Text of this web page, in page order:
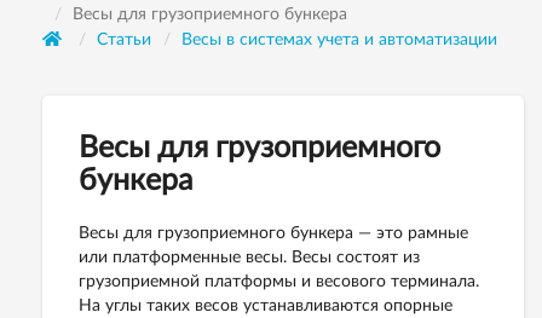
Весы для грузоприемного бункера
Статьи
Весы в системах учета и автоматизации
Весы для грузоприемного
бункера
Весы для грузоприемного бункера — это рамные
или платформенные весы. Весы состоят из
грузоприемной платформы и весового терминала.
На углы таких весов устанавливаются опорные